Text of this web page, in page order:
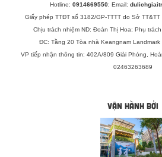
Hotline: 0914669550; Email:
Giấy phép TTĐT số 3182/GP-TTTT do Sở
Chịu trách nhiệm ND: Đoàn Thị Hoa; Phụ
ĐC: Tầng 20 Tòa nhà Keangnam Landmark
VP tiếp nhận thông tin: 402A/809 Giải Phóng,
02463263689
VẬN HÀNH BỞI